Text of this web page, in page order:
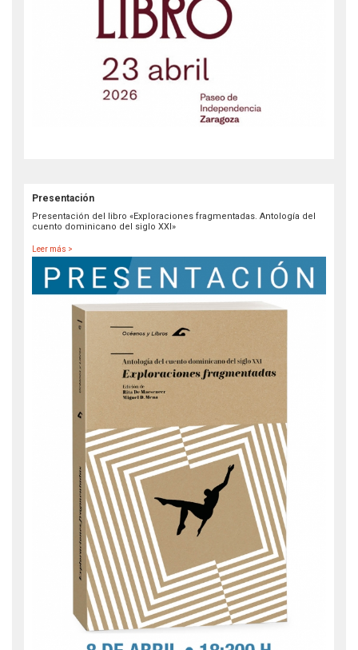
Presentación
Presentación del libro «Exploraciones fragmentadas. Antología del
cuento dominicano del siglo XXI»
Leer más >